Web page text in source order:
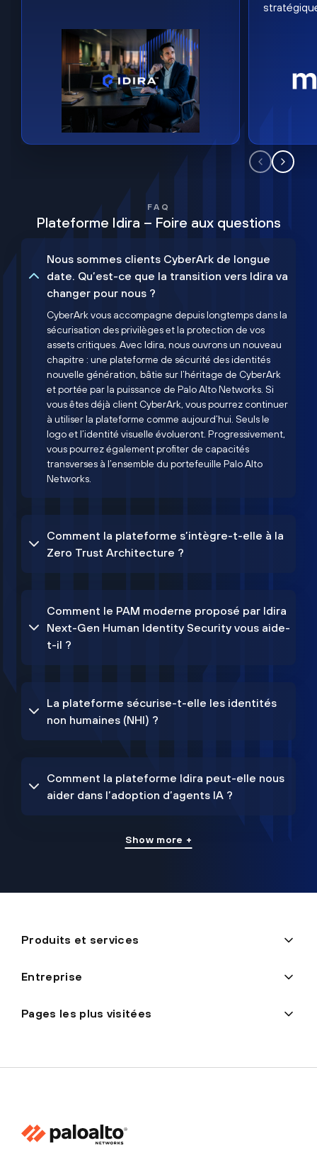
FAQ
Plateforme Idira – Foire aux questions
Nous sommes clients CyberArk de longue
date. Qu’est-ce que la transition vers Idira va
changer pour nous ?
CyberArk vous accompagne depuis longtemps dans la
sécurisation des privilèges et la protection de vos
assets critiques. Avec Idira, nous ouvrons un nouveau
chapitre : une plateforme de sécurité des identités
nouvelle génération, bâtie sur l’héritage de CyberArk
et portée par la puissance de Palo Alto Networks. Si
vous êtes déjà client CyberArk, vous pourrez continuer
à utiliser la plateforme comme aujourd’hui. Seuls le
logo et l’identité visuelle évolueront. Progressivement,
vous pourrez également profiter de capacités
transverses à l’ensemble du portefeuille Palo Alto
Networks.
Comment la plateforme s’intègre-t-elle à la
Zero Trust Architecture ?
Comment le PAM moderne proposé par Idira
Next-Gen Human Identity Security vous aide-
t-il ?
La plateforme sécurise-t-elle les identités
non humaines (NHI) ?
Comment la plateforme Idira peut-elle nous
aider dans l’adoption d’agents IA ?
Show more +
Produits et services
Entreprise
Pages les plus visitées